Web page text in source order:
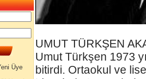
Üye
UMUT TÜRKŞEN
Umut Türkşen 1973
bitirdi. Ortaokul ve